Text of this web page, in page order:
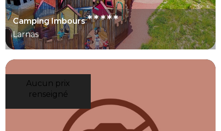
Camping Imbours*****
Larnas
Aucun prix
renseigné